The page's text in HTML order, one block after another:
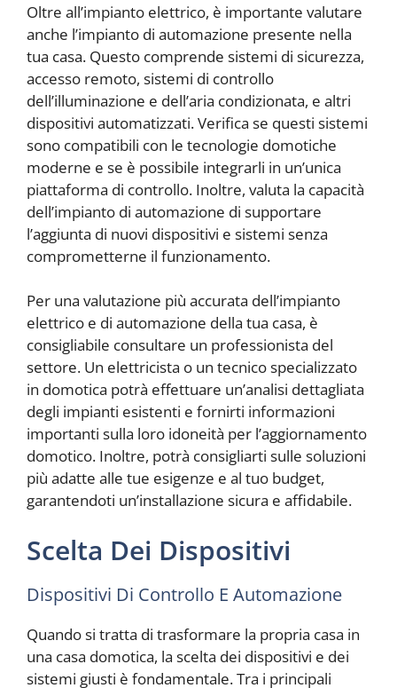
Oltre all’impianto elettrico, è importante valutare
anche l’impianto di automazione presente nella
tua casa. Questo comprende sistemi di sicurezza,
accesso remoto, sistemi di controllo
dell’illuminazione e dell’aria condizionata, e altri
dispositivi automatizzati. Verifica se questi sistemi
sono compatibili con le tecnologie domotiche
moderne e se è possibile integrarli in un’unica
piattaforma di controllo. Inoltre, valuta la capacità
dell’impianto di automazione di supportare
l’aggiunta di nuovi dispositivi e sistemi senza
comprometterne il funzionamento.
Per una valutazione più accurata dell’impianto
elettrico e di automazione della tua casa, è
consigliabile consultare un professionista del
settore. Un elettricista o un tecnico specializzato
in domotica potrà effettuare un’analisi dettagliata
degli impianti esistenti e fornirti informazioni
importanti sulla loro idoneità per l’aggiornamento
domotico. Inoltre, potrà consigliarti sulle soluzioni
più adatte alle tue esigenze e al tuo budget,
garantendoti un’installazione sicura e affidabile.
Scelta Dei Dispositivi
Dispositivi Di Controllo E Automazione
Quando si tratta di trasformare la propria casa in
una casa domotica, la scelta dei dispositivi e dei
sistemi giusti è fondamentale. Tra i principali